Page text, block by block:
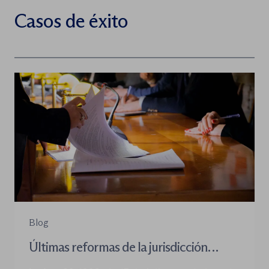
Casos de éxito
Blog
Últimas reformas de la jurisdicción